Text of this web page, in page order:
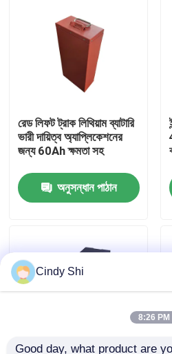
আমাদের সম্পর্কে
কারখানা ভ্রমণ
মান নিয়ন্ত্রণ
উদ্ধৃতির জন্য আবেদন
বৈদ্যুতিক ফর্কলিফ্ট লিথিয়াম আয়ন ব্যাটারি
প্যালেট ট্রাক ব্যাটারি
রেড লিফট ট্রাক লিথিয়াম ব্যাটারি
ভারী দায়িত্ব অ্যাপ্লিকেশনের
জন্য 60Ah ক্ষমতা সহ
অনুসন্ধান পাঠান
Cindy Shi
8:26 PM
Good day, what product are